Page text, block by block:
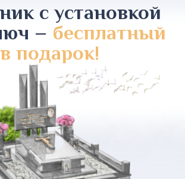
с установкой
– бесплатный
подарок!